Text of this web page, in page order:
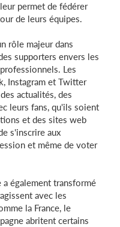
permet de fédérer
de leurs équipes.
rôle majeur dans
supporters envers les
Les
Instagram et Twitter
actualités, des
leurs fans, qu'ils soient
et des sites web
s'inscrire aux
et même de voter
également transformé
avec les
la France, le
abritent certains